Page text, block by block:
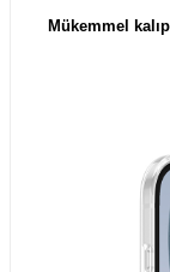
Mükemmel